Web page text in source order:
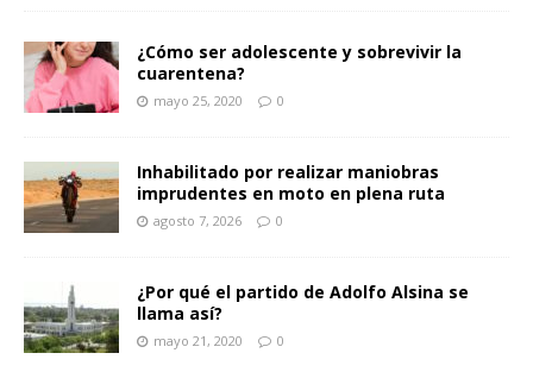
¿Cómo ser adolescente y sobrevivir la
cuarentena?
mayo 25, 2020 0
Inhabilitado por realizar maniobras
imprudentes en moto en plena ruta
agosto 7, 2026 0
¿Por qué el partido de Adolfo Alsina se
llama así?
mayo 21, 2020 0